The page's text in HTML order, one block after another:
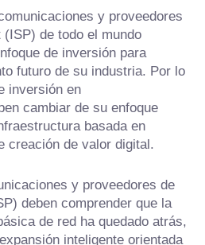
y proveedores
de todo el mundo
de inversión para
futuro de su industria. Por lo
inversión en
cambiar de su enfoque
basada en
creación de valor digital.
y proveedores de
deben comprender que la
de red ha quedado atrás,
inteligente orientada